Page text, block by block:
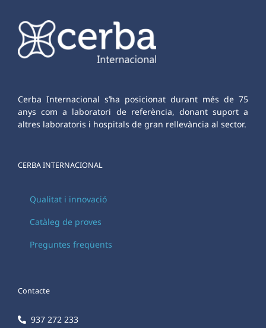
Cerba Internacional s’ha posicionat durant més de 75
anys com a laboratori de referència, donant suport a
altres laboratoris i hospitals de gran rellevància al sector.
CERBA INTERNACIONAL
Qualitat i innovació
Catàleg de proves
Preguntes freqüents
Contacte
937 272 233